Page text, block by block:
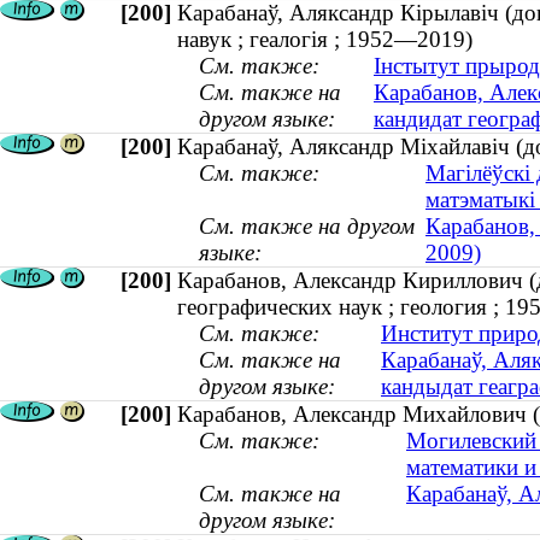
[200] Карабанаў, Аляксандр Кірылавіч
навук ; геалогія ; 1952—2019)
См. также:
Інстытут
См. также на
другом языке:
Карабанов,
кандидат
[200] Карабанаў, Аляксандр Міхайлавіч
См. также:
См. также на другом
языке:
2009)
[200] Карабанов, Александр Кириллович
географических наук ; геология ;
См. также:
Институт
См. также на
другом языке:
Карабанаў,
кандыдат
[200] Карабанов, Александр Михайлович
См. также:
математики и
См. также на
другом языке:
Карабанаў,